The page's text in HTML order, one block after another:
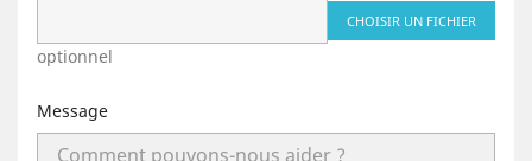
CHOISIR UN FICHIER
optionnel
Message